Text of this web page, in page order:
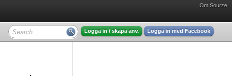
Om Sourze
Logga in / skapa anv. Logga in med Facebook